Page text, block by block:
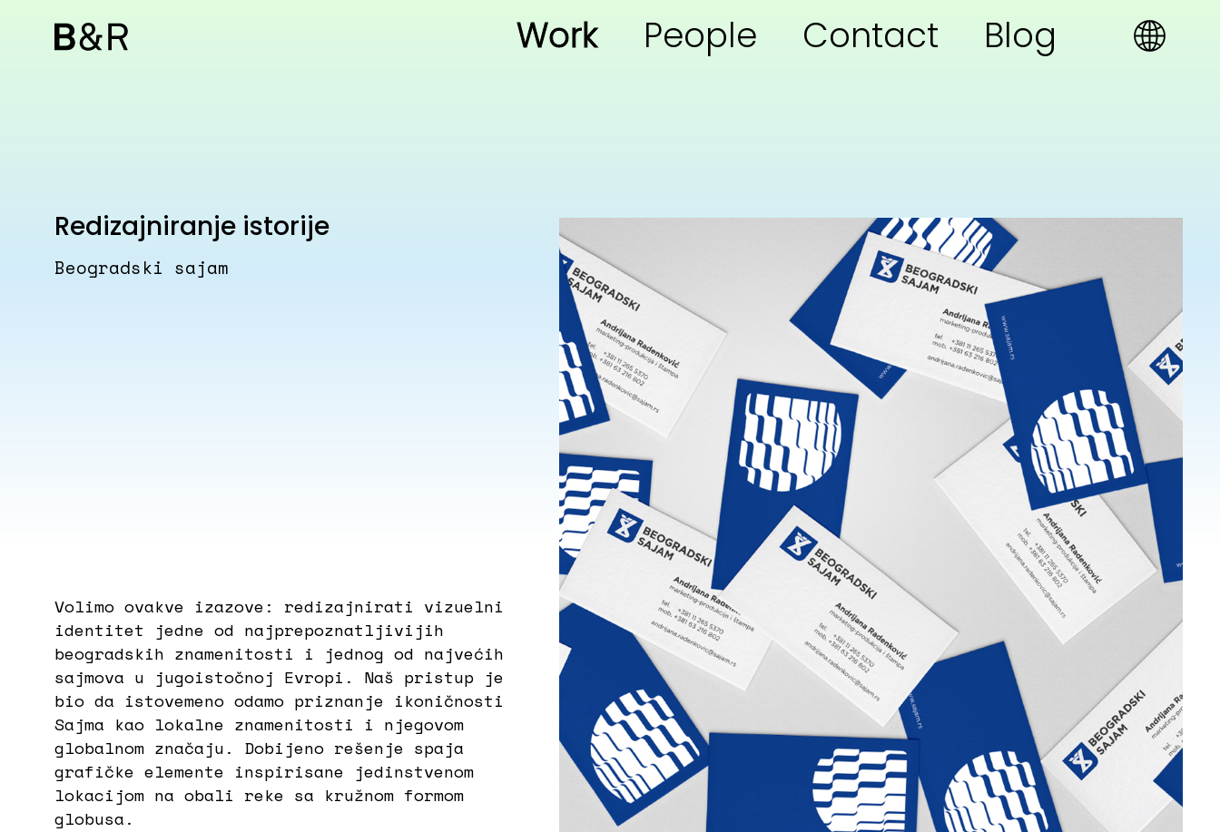
Work People Contact Blog
Redizajniranje istorije
Beogradski sajam
Volimo ovakve izazove: redizajnirati vizuelni
identitet jedne od najprepoznatljivijih
beogradskih znamenitosti i jednog od najvećih
sajmova u jugoistočnoj Evropi. Naš pristup je
bio da istovemeno odamo priznanje ikoničnosti
Sajma kao lokalne znamenitosti i njegovom
globalnom značaju. Dobijeno rešenje spaja
grafičke elemente inspirisane jedinstvenom
lokacijom na obali reke sa kružnom formom
globusa.